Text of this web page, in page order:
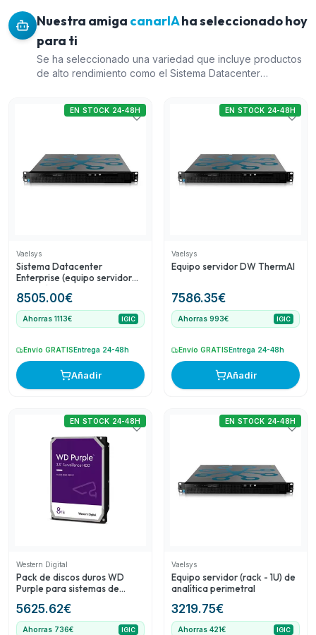
Nuestra amiga canarIAha seleccionado hoy
para ti
Se ha seleccionado una variedad que incluye productos
de alto rendimiento como el Sistema Datacenter
videovigilancia y expansión de dispositivos. El Equipo
servidor DW ThermAI ofrece analítica térmica poderosa.
CCTV. Finalmente, el Equipo servidor de analítica
perimetral proporciona seguridad perimetral, esencial
para proteger grandes instalaciones.
Vaelsys
Sistema Datacenter
Enterprise (equipo servidor
rack 1U) para 20 dispositivos
de conteo (data feed)
ampliable a 200
8505.00€
EN STOCK 24-48H
Ahorras 1113€ IGIC
Envío GRATISEntrega 24-48h
Añadir
Vaelsys
Equipo servidor DW ThermAI
7586.35€
EN STOCK 24-48H
Ahorras 993€ IGIC
Envío GRATISEntrega 24-48h
Añadir
Western Digital
Pack de discos duros WD
Purple para sistemas de
5625.62€
EN STOCK 24-48H
Ahorras 736€ IGIC
Vaelsys
Equipo servidor (rack - 1U) de
analítica perimetral
3219.75€
EN STOCK 24-48H
Ahorras 421€ IGIC